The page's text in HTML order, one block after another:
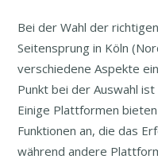
Bei der Wahl der
Seitensprung in Köln
verschiedene Aspekte
Punkt bei der Auswahl
Einige Plattformen
Funktionen an, die das
während andere